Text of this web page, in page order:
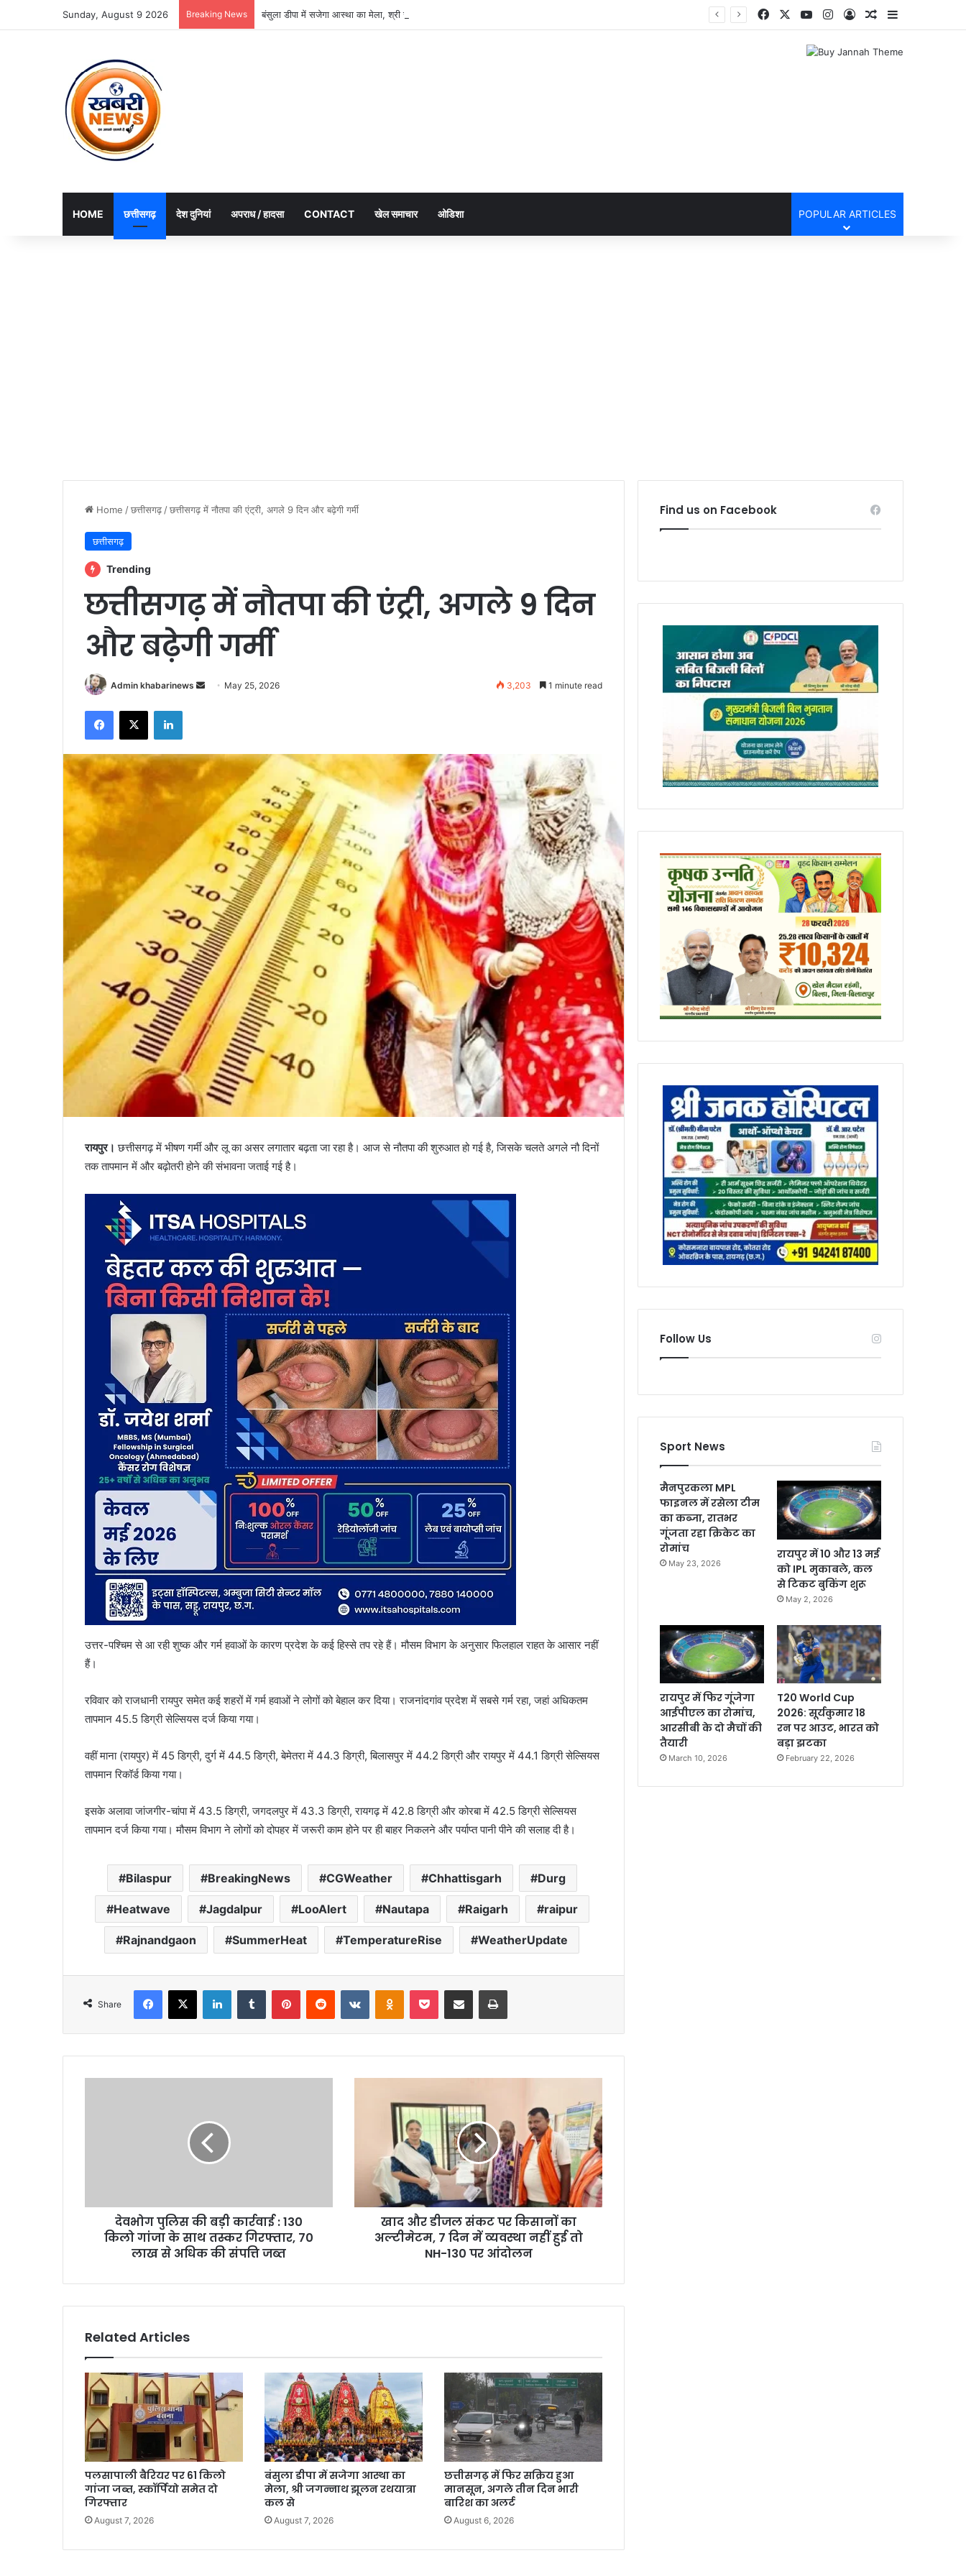
Sunday, August 9 2026 Breaking News बंसुला डीपा में सजेगा आस्था का मेला, श्री जगन्नाथ झूलन रथयात्रा कल से FacebookYouTubeInstagram
Log InRandom Article
Sidebar
HOME छत्तीसगढ़ देश दुनियां अपराध / हादसा CONTACT खेल समाचार ओडिशा POPULAR ARTICLES
Home /छत्तीसगढ़ /छत्तीसगढ़ में नौतपा की एंट्री, अगले 9 दिन और बढ़ेगी गर्मी
छत्तीसगढ़
Trending
छत्तीसगढ़ में नौतपा की एंट्री, अगले 9 दिन
और बढ़ेगी गर्मी
Admin khabarinews
Send May 25, 2026 3,203 1 minute read
Facebook
X LinkedIn
रायपुर। छत्तीसगढ़ में भीषण गर्मी और लू का असर लगातार बढ़ता जा रहा है। आज से नौतपा की शुरुआत हो गई है, जिसके चलते अगले नौ दिनों
तक तापमान में और बढ़ोतरी होने की संभावना जताई गई है।
उत्तर-पश्चिम से आ रही शुष्क और गर्म हवाओं के कारण प्रदेश के कई हिस्से तप रहे हैं। मौसम विभाग के अनुसार फिलहाल राहत के आसार नहीं
हैं।
रविवार को राजधानी रायपुर समेत कई शहरों में गर्म हवाओं ने लोगों को बेहाल कर दिया। राजनांदगांव प्रदेश में सबसे गर्म रहा, जहां अधिकतम
तापमान 45.5 डिग्री सेल्सियस दर्ज किया गया।
वहीं माना (रायपुर) में 45 डिग्री, दुर्ग में 44.5 डिग्री, बेमेतरा में 44.3 डिग्री, बिलासपुर में 44.2 डिग्री और रायपुर में 44.1 डिग्री सेल्सियस
तापमान रिकॉर्ड किया गया।
इसके अलावा जांजगीर-चांपा में 43.5 डिग्री, जगदलपुर में 43.3 डिग्री, रायगढ़ में 42.8 डिग्री और कोरबा में 42.5 डिग्री सेल्सियस
तापमान दर्ज किया गया। मौसम विभाग ने लोगों को दोपहर में जरूरी काम होने पर ही बाहर निकलने और पर्याप्त पानी पीने की सलाह दी है।
Bilaspur BreakingNews CGWeather Chhattisgarh Durg
Heatwave Jagdalpur LooAlert Nautapa Raigarh raipur
Rajnandgaon SummerHeat TemperatureRise WeatherUpdate
Share
Facebook
X LinkedInTumblr PinterestReddit VKontakteOdnoklassniki
Pocket Share via Email Print
देवभोग पुलिस की बड़ी कार्रवाई : 130
किलो गांजा के साथ तस्कर गिरफ्तार, 70
लाख से अधिक की संपत्ति जब्त
खाद और डीजल संकट पर किसानों का
अल्टीमेटम, 7 दिन में व्यवस्था नहीं हुई तो
NH-130 पर आंदोलन
Related Articles
पलसापाली बैरियर पर 61 किलो
गांजा जब्त, स्कॉर्पियो समेत दो
गिरफ्तार
August 7, 2026
बंसुला डीपा में सजेगा आस्था का
मेला, श्री जगन्नाथ झूलन रथयात्रा
कल से
August 7, 2026
छत्तीसगढ़ में फिर सक्रिय हुआ
मानसून, अगले तीन दिन भारी
बारिश का अलर्ट
August 6, 2026
Find us on Facebook
Follow Us
Sport News
मैनपुरकला MPL
फाइनल में रसेला टीम
का कब्जा, रातभर
गूंजता रहा क्रिकेट का
रोमांच
May 23, 2026
रायपुर में 10 और 13 मई
को IPL मुकाबले, कल
से टिकट बुकिंग शुरू
May 2, 2026
रायपुर में फिर गूंजेगा
आईपीएल का रोमांच,
आरसीबी के दो मैचों की
तैयारी
March 10, 2026
T20 World Cup
2026: सूर्यकुमार 18
रन पर आउट, भारत को
बड़ा झटका
February 22, 2026